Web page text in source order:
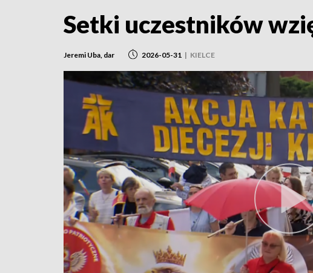
Setki uczestników
Jeremi Uba, dar 2026-05-31 | KIELCE